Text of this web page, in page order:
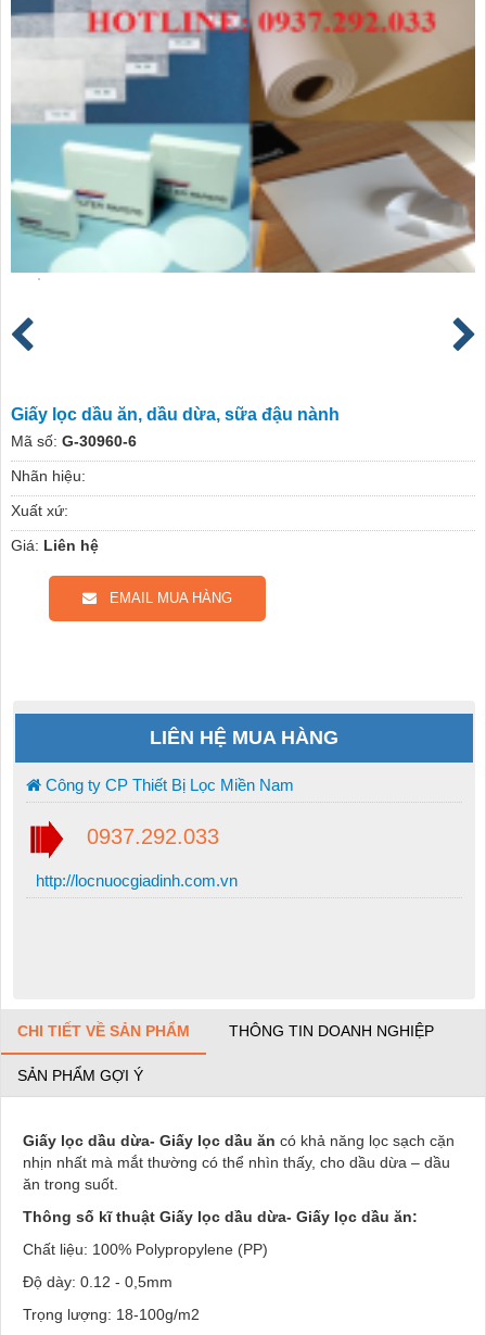
Giấy lọc dầu ăn, dầu dừa, sữa đậu nành
Mã số: G-30960-6
Nhãn hiệu:
Xuất xứ:
Giá: Liên hệ
EMAIL MUA HÀNG
LIÊN HỆ MUA HÀNG
Công ty CP Thiết Bị Lọc Miền Nam
0937.292.033
http://locnuocgiadinh.com.vn
CHI TIẾT VỀ SẢN PHẨM THÔNG TIN DOANH NGHIỆP
SẢN PHẨM GỢI Ý
Giấy lọc dầu dừa- Giấy lọc dầu ăn có khả năng lọc sạch cặn
nhịn nhất mà mắt thường có thể nhìn thấy, cho dầu dừa – dầu
ăn trong suốt.
Thông số kĩ thuật Giấy lọc dầu dừa- Giấy lọc dầu ăn:
Chất liệu: 100% Polypropylene (PP)
Độ dày: 0.12 - 0,5mm
Trọng lượng: 18-100g/m2